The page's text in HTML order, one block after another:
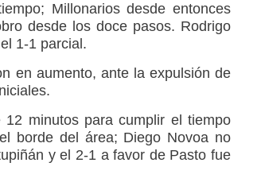
Millonarios desde entonces
desde los doce pasos. Rodrigo
1-1 parcial.
en aumento, ante la expulsión de
minutos para cumplir el tiempo
borde del área; Diego Novoa no
y el 2-1 a favor de Pasto fue